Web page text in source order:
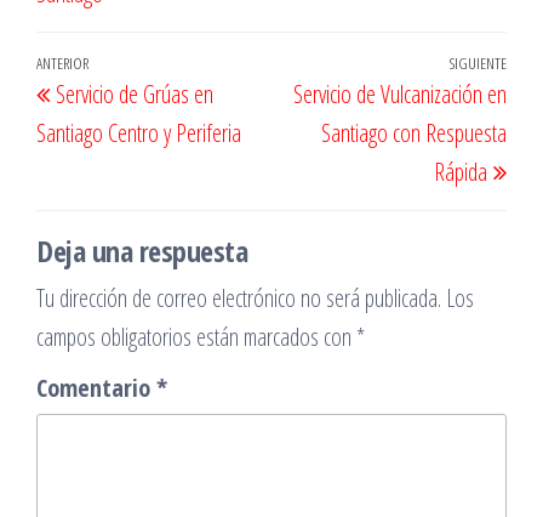
Navegación
de
entradas
Entrada
anterior
ANTERIOR
Servicio de Grúas en
Santiago Centro y Periferia
SIGUIENTE
Servicio de Vulcanización en
Santiago con Respuesta
Rápida
Deja una respuesta
Tu dirección de correo electrónico no será publicada. Los
campos obligatorios están marcados con *
Comentario*